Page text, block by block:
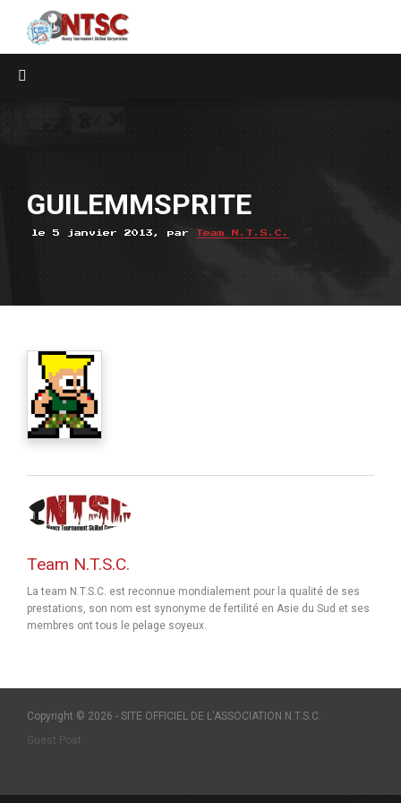
GUILEMMSPRITE
le 5 janvier 2013, par Team N.T.S.C.
Team N.T.S.C.
La team N.T.S.C. est reconnue mondialement pour la qualité de ses
prestations, son nom est synonyme de fertilité en Asie du Sud et ses
membres ont tous le pelage soyeux.
Copyright © 2026 - SITE OFFICIEL DE L'ASSOCIATION N.T.S.C.
Guest Post